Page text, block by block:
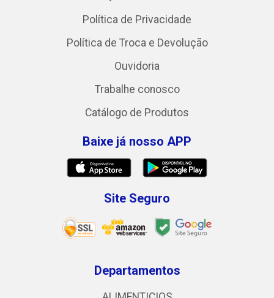
Política de Privacidade
Política de Troca e Devolução
Ouvidoria
Trabalhe conosco
Catálogo de Produtos
Baixe já nosso APP
Site Seguro
Departamentos